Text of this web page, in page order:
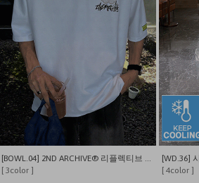
[ 3color ]
[ 4color ]